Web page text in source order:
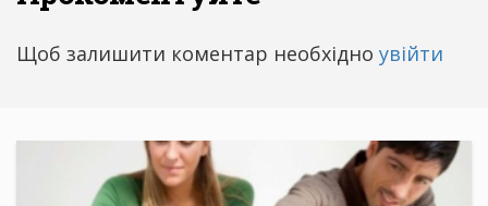
Щоб залишити коментар необхідно увійти